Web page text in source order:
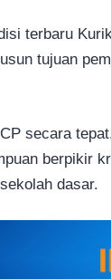
terbaru
tujuan
secara
berpikir
dasar.